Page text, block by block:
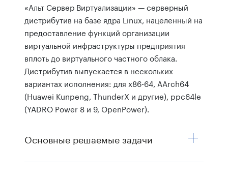
«Альт Сервер Виртуализации» — серверный
дистрибутив на базе ядра Linux, нацеленный на
предоставление функций организации
виртуальной инфраструктуры предприятия
вплоть до виртуального частного облака.
Дистрибутив выпускается в нескольких
вариантах исполнения: для x86-64, AArch64
(Huawei Kunpeng, ThunderX и другие), ppc64le
(YADRO Power 8 и 9, OpenPower).
Основные решаемые задачи